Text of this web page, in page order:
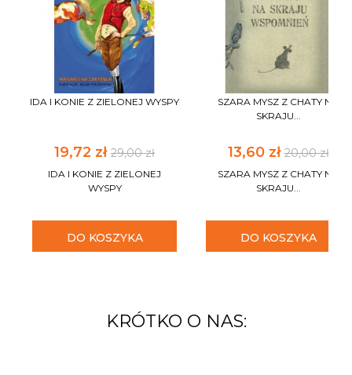
IDA I KONIE Z ZIELONEJ WYSPY
19,72 zł 29,00 zł
IDA I KONIE Z ZIELONEJ
WYSPY
DO KOSZYKA
SZARA MYSZ Z CHATY NA
SKRAJU...
13,60 zł20,00 zł
SZARA MYSZ Z CHATY NA
SKRAJU...
DO KOSZYKA
KRÓTKO O NAS: